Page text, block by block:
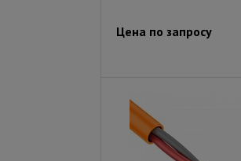
Цена по запросу